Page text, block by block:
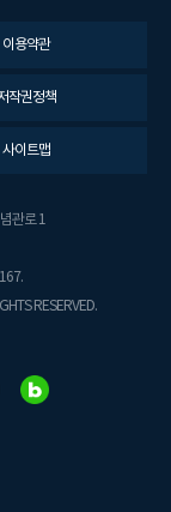
이용약관
작권정책
사이트맵
관로 1
RESERVED.